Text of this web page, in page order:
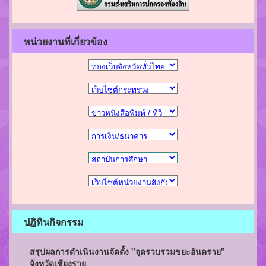
หน่วยงานที่เกี่ยวข้อง
ปฏิทินกิจกรรม
สรุปผลการดำเนินงานจัดตั้ง "จุดรวบรวมขยะอันตราย"
จังหวัดเชียงราย